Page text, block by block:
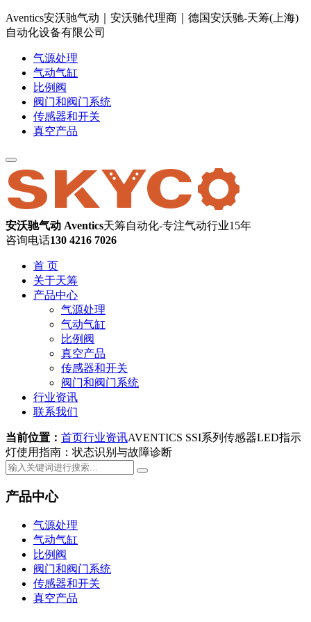
Aventics安沃驰气动｜安沃驰代理商｜德国安沃驰-天筹(上海)
自动化设备有限公司
气源处理
气动气缸
比例阀
阀门和阀门系统
传感器和开关
真空产品
安沃驰气动 Aventics天筹自动化-专注气动行业15年
咨询电话130 4216 7026
首 页
关于天筹
产品中心
气源处理
气动气缸
比例阀
真空产品
传感器和开关
阀门和阀门系统
行业资讯
联系我们
当前位置： 首页行业资讯AVENTICS SSI系列传感器LED指示
灯使用指南：状态识别与故障诊断
产品中心
气源处理
气动气缸
比例阀
阀门和阀门系统
传感器和开关
真空产品